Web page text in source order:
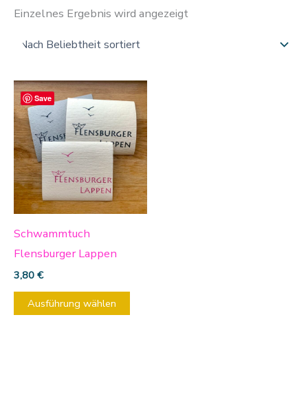
Einzelnes Ergebnis wird angezeigt
Save
Schwammtuch
Flensburger Lappen
3,80 €
Ausführung wählen
Dieses
Produkt
weist
mehrere
Varianten
auf.
Die
der